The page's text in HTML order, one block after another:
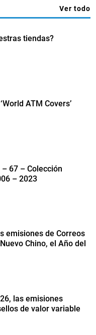
Ver todo
tiendas?
ATM Covers’
– 67 – Colección
– 2023
emisiones de Correos
Chino, el Año del
las emisiones
de valor variable